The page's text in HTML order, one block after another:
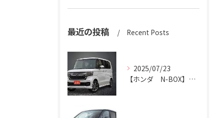
最近の投稿 Recent Posts
2025/07/23
【ホンダ N-BOX】N-BOXをハッピーカーズ市原中央店にお売りください。